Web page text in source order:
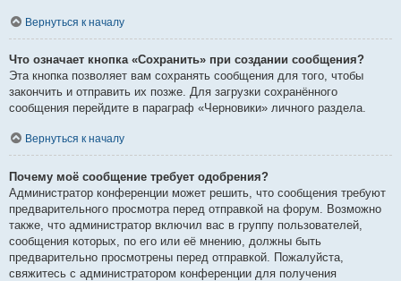
Вернуться к началу
Что означает кнопка «Сохранить» при создании сообщения?
Эта кнопка позволяет вам сохранять сообщения для того, чтобы
закончить и отправить их позже. Для загрузки сохранённого
сообщения перейдите в параграф «Черновики» личного раздела.
Вернуться к началу
Почему моё сообщение требует одобрения?
Администратор конференции может решить, что сообщения требуют
предварительного просмотра перед отправкой на форум. Возможно
также, что администратор включил вас в группу пользователей,
сообщения которых, по его или её мнению, должны быть
предварительно просмотрены перед отправкой. Пожалуйста,
свяжитесь с администратором конференции для получения